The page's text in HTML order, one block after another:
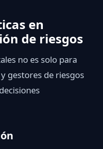
en
de riesgos
no es solo para
gestores de riesgos